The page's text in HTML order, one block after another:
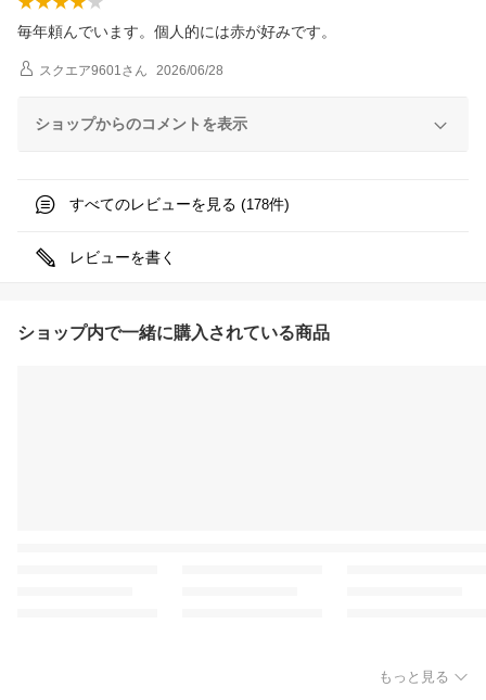
毎年頼んでいます。個人的には赤が好みです。
スクエア9601さん 2026/06/28
ショップからのコメントを表示
すべてのレビューを見る (178件)
レビューを書く
ショップ内で一緒に購入されている商品
もっと見る